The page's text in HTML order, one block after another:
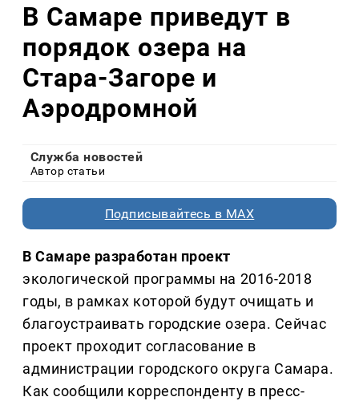
В Самаре приведут в
порядок озера на
Стара-Загоре и
Аэродромной
Служба новостей
Автор статьи
Подписывайтесь в MAX
В Самаре разработан проект
экологической программы на 2016-2018
годы, в рамках которой будут очищать и
благоустраивать городские озера. Сейчас
проект проходит согласование в
администрации городского округа Самара.
Как сообщили корреспонденту в пресс-